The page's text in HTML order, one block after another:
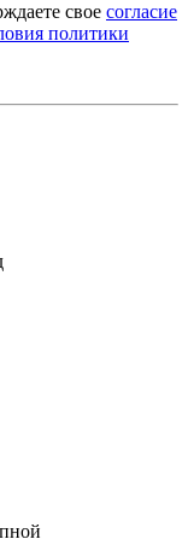
свое согласие
политики